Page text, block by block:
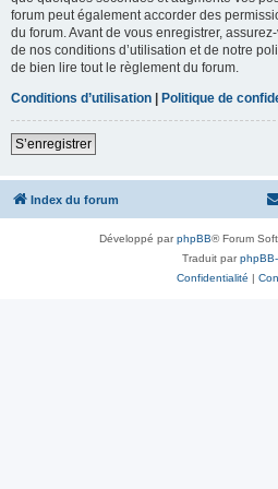
forum peut également accorder des
du forum. Avant de vous enregistrer,
de nos conditions d’utilisation et de notre
de bien lire tout le règlement du forum.
Conditions d’utilisation | Politique de
S’enregistrer
Index du forum
Développé parphpBB® Forum
Traduit par
Confidentialité |